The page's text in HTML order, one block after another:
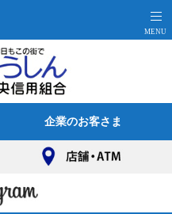
企業のお客さま